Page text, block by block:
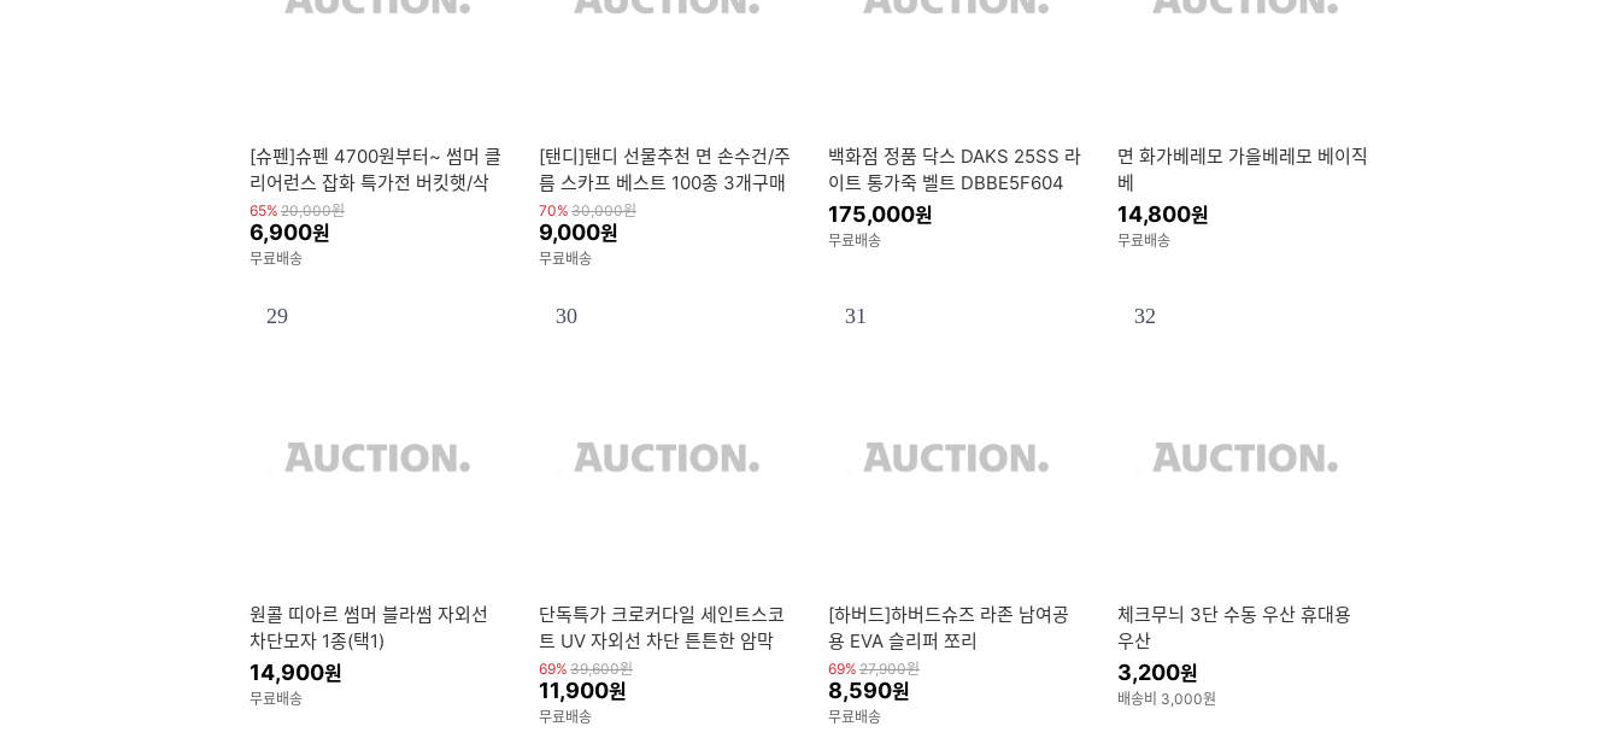
[슈펜]슈펜 4700원부터~ 썸머 클
리어런스 잡화 특가전 버킷햇/삭
스/가방/토트백/에코백 외
65% 20,000원
6,900원
무료배송
[탠디]탠디 선물추천 면 손수건/주
름 스카프 베스트 100종 3개구매
시 1개 추가증정 (20%+10% 쿠폰
적용)
70% 30,000원
9,000원
무료배송
백화점 정품 닥스 DAKS 25SS 라
이트 통가죽 벨트 DBBE5F604
175,000원
무료배송
면 화가베레모 가을베레모 베이직
베
14,800원
무료배송
29
원콜 띠아르 썸머 블라썸 자외선
차단모자 1종(택1)
14,900원
무료배송
30
단독특가 크로커다일 세인트스코
트 UV 자외선 차단 튼튼한 암막
장우산 우양산 양산 우산 경량 자
동 전자동
69% 39,600원
11,900원
무료배송
31
[하버드]하버드슈즈 라존 남여공
용 EVA 슬리퍼 쪼리
69% 27,900원
8,590원
무료배송
32
체크무늬 3단 수동 우산 휴대용
우산
3,200원
배송비 3,000원